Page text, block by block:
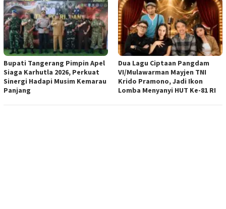
Bupati Tangerang Pimpin Apel
Siaga Karhutla 2026, Perkuat
Sinergi Hadapi Musim Kemarau
Panjang
Dua Lagu Ciptaan Pangdam
VI/Mulawarman Mayjen TNI
Krido Pramono, Jadi Ikon
Lomba Menyanyi HUT Ke-81 RI